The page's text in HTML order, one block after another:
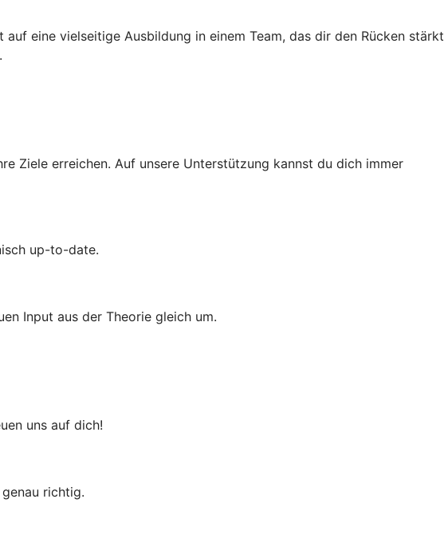
eine vielseitige Ausbildung in einem Team, das dir den Rücken stärkt
Ziele erreichen. Auf unsere Unterstützung kannst du dich immer
up-to-date.
Input aus der Theorie gleich um.
uns auf dich!
richtig.